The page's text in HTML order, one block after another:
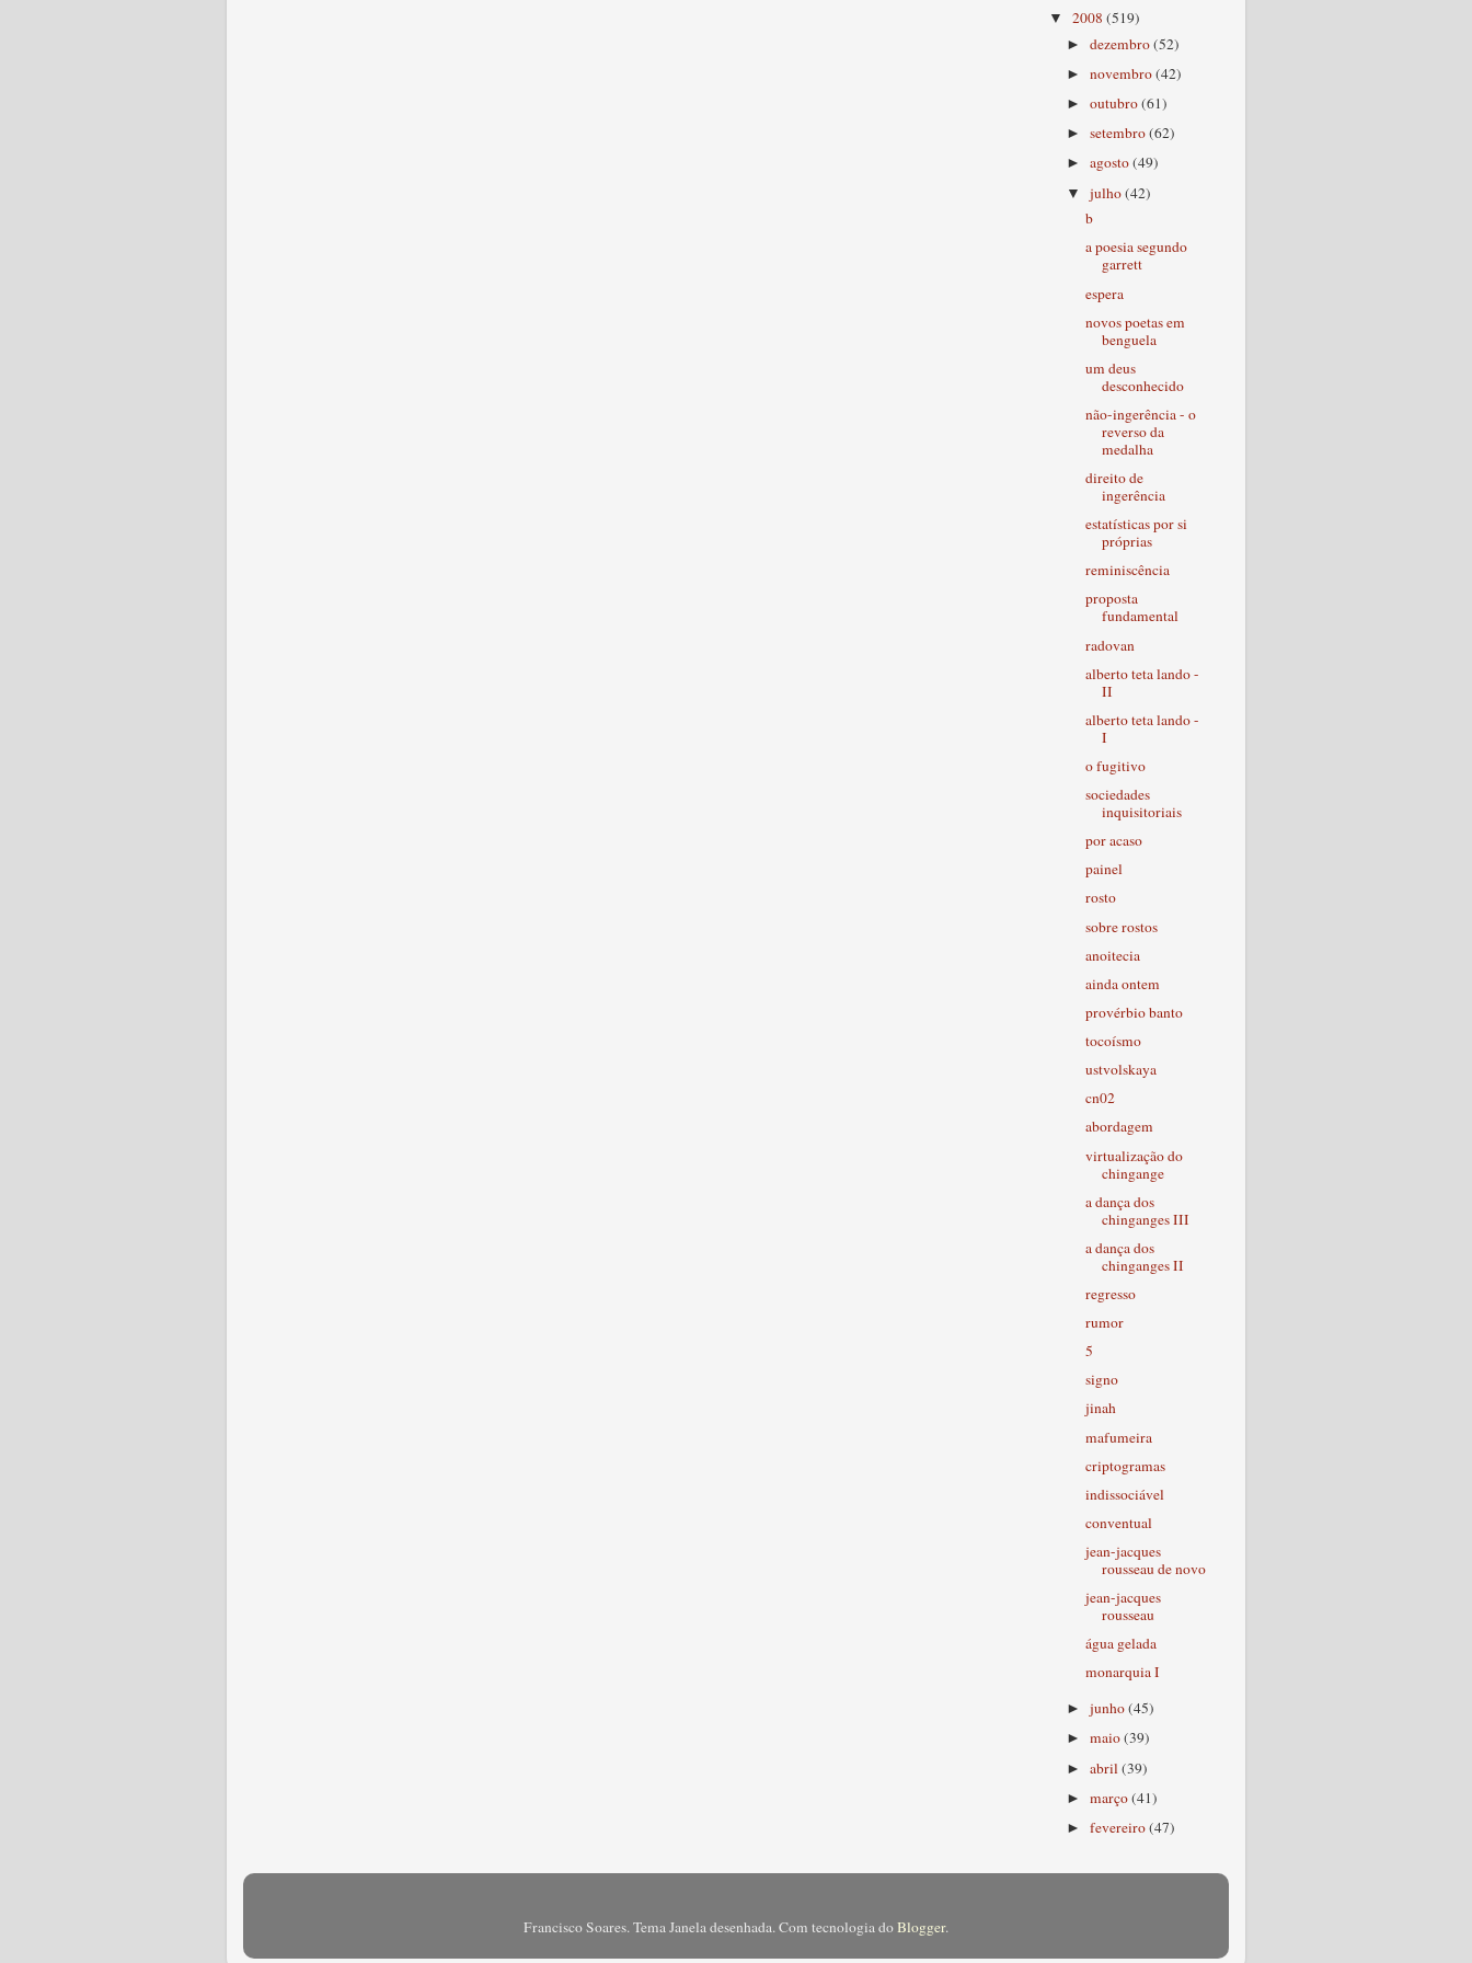
▼ 2008 (519)
►dezembro(52)
►novembro(42)
►outubro(61)
►setembro(62)
►agosto(49)
▼julho(42)
b
a poesia segundo
garrett
espera
novos poetas em
benguela
um deus
desconhecido
não-ingerência - o
reverso da
medalha
direito de
ingerência
estatísticas por si
próprias
reminiscência
proposta
fundamental
radovan
alberto teta lando -
II
alberto teta lando -
I
o fugitivo
sociedades
inquisitoriais
por acaso
painel
rosto
sobre rostos
anoitecia
ainda ontem
provérbio banto
tocoísmo
ustvolskaya
cn02
abordagem
virtualização do
chingange
a dança dos
chinganges III
a dança dos
chinganges II
regresso
rumor
5
signo
jinah
mafumeira
criptogramas
indissociável
conventual
jean-jacques
rousseau de novo
jean-jacques
rousseau
água gelada
monarquia I
►junho(45)
►maio(39)
►abril(39)
►março(41)
►fevereiro(47)
Francisco Soares. Tema Janela desenhada. Com tecnologia doBlogger.